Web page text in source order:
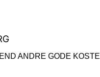
ANDRE GODE KOSTE